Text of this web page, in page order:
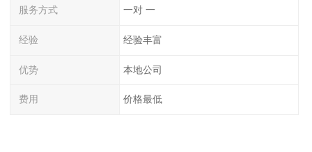
服务方式 一对 一
经验 经验丰富
优势 本地公司
费用 价格最低